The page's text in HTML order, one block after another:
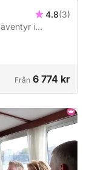
4.8(3)
i
Från 6 774 kr